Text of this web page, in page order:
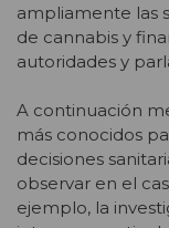
ampliamente las
de cannabis y
autoridades y
A continuación
más conocidos
decisiones
observar en el
ejemplo, la